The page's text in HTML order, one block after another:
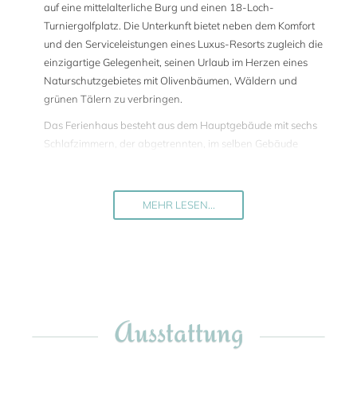
auf eine mittelalterliche Burg und einen 18-Loch-
Turniergolfplatz. Die Unterkunft bietet neben dem Komfort
und den Serviceleistungen eines Luxus-Resorts zugleich die
einzigartige Gelegenheit, seinen Urlaub im Herzen eines
Naturschutzgebietes mit Olivenbäumen, Wäldern und
grünen Tälern zu verbringen.
Das Ferienhaus besteht aus dem Hauptgebäude mit sechs
Schlafzimmern, der abgetrennten, im selben Gebäude
Schlafzimmer. Die elegante Inneneinrichtung besticht
durch eine Reihe von Antiquitäten, klassisch-modernen
größeren Wohnung wurden 2018 komplett renoviert und
neu eingerichtet. Ein Highlight ist sicherlich die neu
MEHR LESEN...
Ausstattung